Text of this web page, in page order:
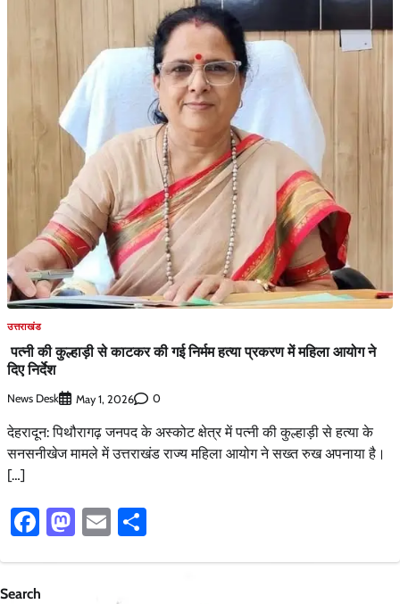
उत्तराखंड
पत्नी की कुल्हाड़ी से काटकर की गई निर्मम हत्या प्रकरण में महिला आयोग ने
दिए निर्देश
News Desk May 1, 2026 0
देहरादून: पिथौरागढ़ जनपद के अस्कोट क्षेत्र में पत्नी की कुल्हाड़ी से हत्या के
सनसनीखेज मामले में उत्तराखंड राज्य महिला आयोग ने सख्त रुख अपनाया है।
[…]
Facebook
Mastodon
Email
Search